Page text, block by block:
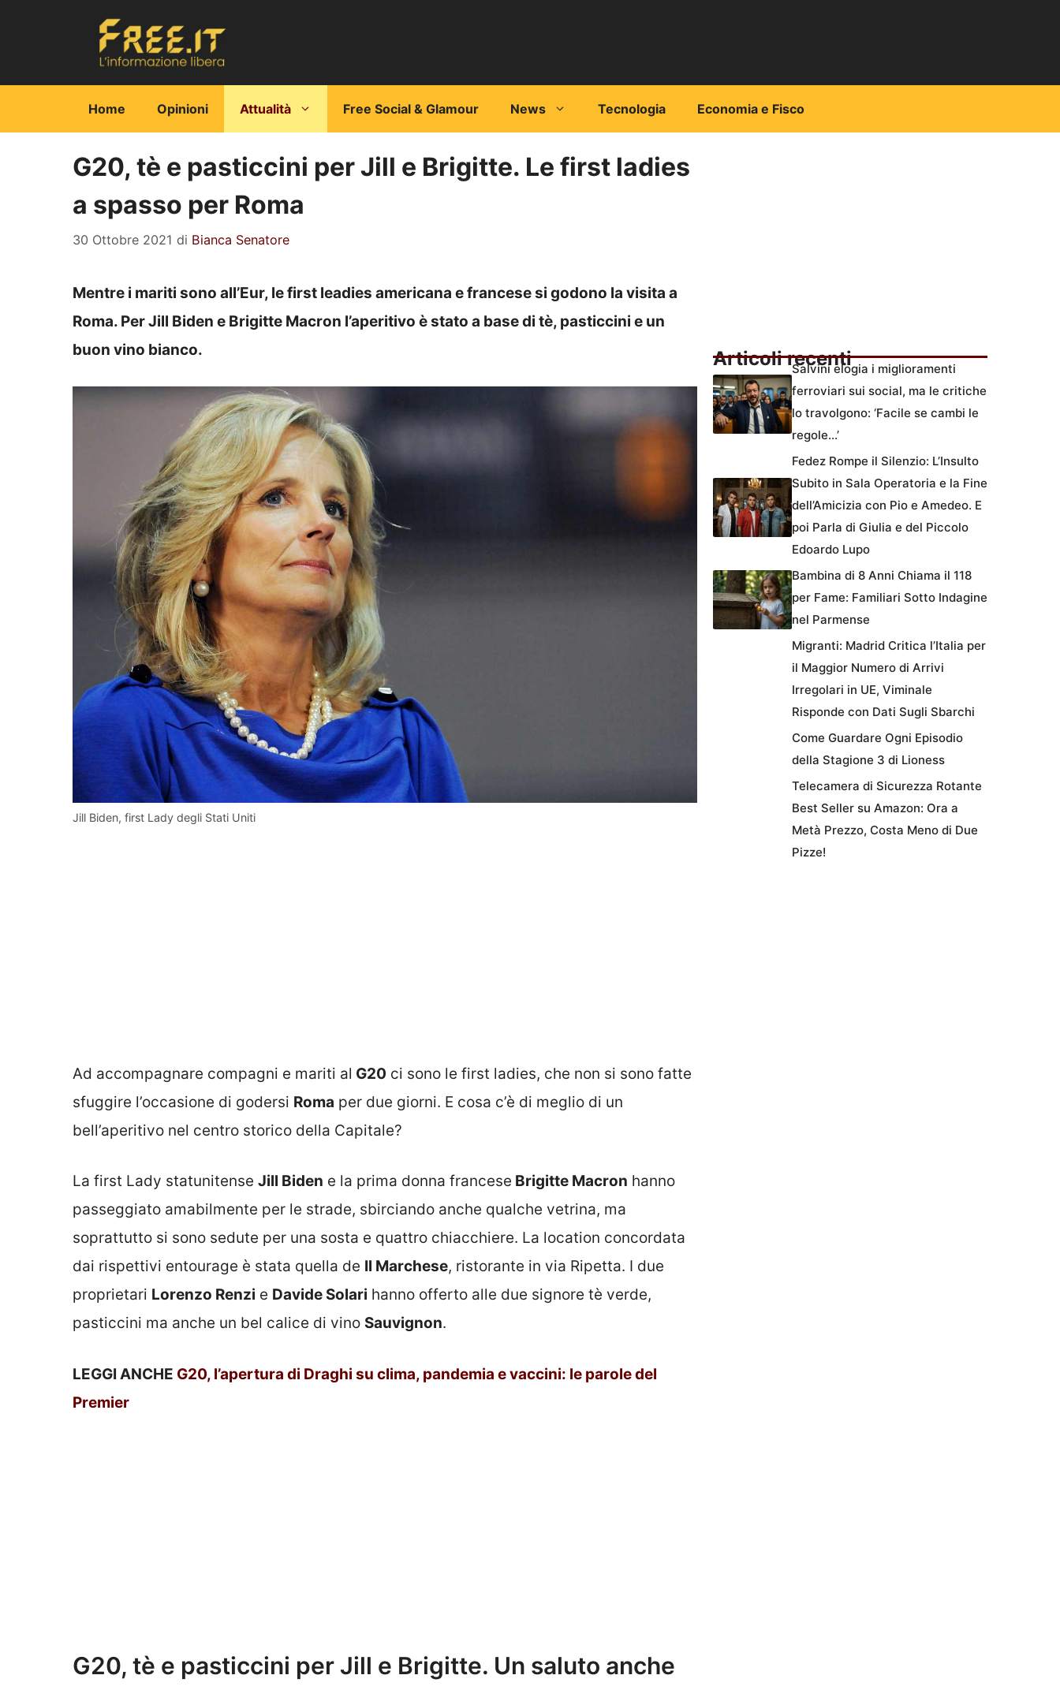
Home Opinioni Attualità Free Social & Glamour News Tecnologia Economia e Fisco
G20, tè e pasticcini per Jill e Brigitte. Le first ladies
a spasso per Roma
30 Ottobre 2021 di Bianca Senatore
Mentre i mariti sono all’Eur, le first leadies americana e francese si godono la visita a
Roma. Per Jill Biden e Brigitte Macron l’aperitivo è stato a base di tè, pasticcini e un
buon vino bianco.
Jill Biden, first Lady degli Stati Uniti
Ad accompagnare compagni e mariti al G20 ci sono le first ladies, che non si sono fatte
sfuggire l’occasione di godersi Roma per due giorni. E cosa c’è di meglio di un
bell’aperitivo nel centro storico della Capitale?
La first Lady statunitense Jill Biden e la prima donna francese Brigitte Macron hanno
passeggiato amabilmente per le strade, sbirciando anche qualche vetrina, ma
soprattutto si sono sedute per una sosta e quattro chiacchiere. La location concordata
dai rispettivi entourage è stata quella de Il Marchese, ristorante in via Ripetta. I due
proprietari Lorenzo Renzi e Davide Solari hanno offerto alle due signore tè verde,
pasticcini ma anche un bel calice di vino Sauvignon.
LEGGI ANCHE G20, l’apertura di Draghi su clima, pandemia e vaccini: le parole del
Premier
G20, tè e pasticcini per Jill e Brigitte. Un saluto anche
Articoli recentiSalvini elogia i miglioramenti
ferroviari sui social, ma le critiche
lo travolgono: ‘Facile se cambi le
regole…’
Fedez Rompe il Silenzio: L’Insulto
Subito in Sala Operatoria e la Fine
dell’Amicizia con Pio e Amedeo. E
poi Parla di Giulia e del Piccolo
Edoardo Lupo
Bambina di 8 Anni Chiama il 118
per Fame: Familiari Sotto Indagine
nel Parmense
Migranti: Madrid Critica l’Italia per
il Maggior Numero di Arrivi
Irregolari in UE, Viminale
Risponde con Dati Sugli Sbarchi
Come Guardare Ogni Episodio
della Stagione 3 di Lioness
Telecamera di Sicurezza Rotante
Best Seller su Amazon: Ora a
Metà Prezzo, Costa Meno di Due
Pizze!